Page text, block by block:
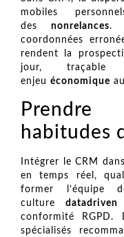
mobiles
des nonrelances.
coordonnées
rendent la
jour,
enjeu économique
habitudes
Intégrer le CRM
en temps réel,
former l’équipe
culture datadriven
conformité RGPD.
spécialisés